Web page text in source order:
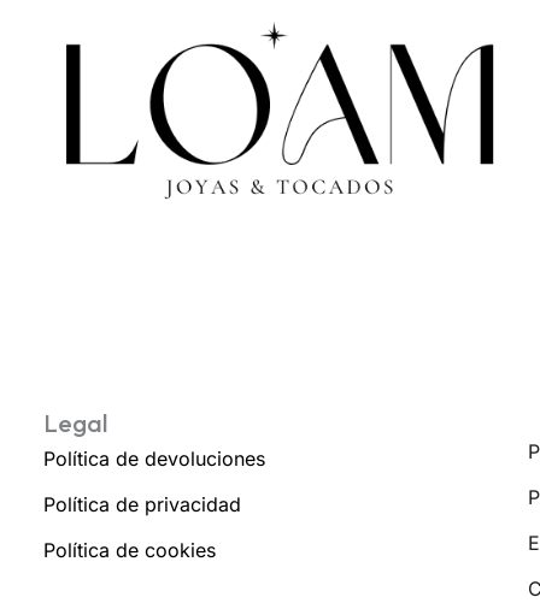
Legal
Política de devoluciones
Política de privacidad
Política de cookies